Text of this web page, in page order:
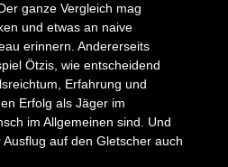
ganze Vergleich mag
und etwas an naive
erinnern. Andererseits
Ötzis, wie entscheidend
Erfahrung und
Erfolg als Jäger im
im Allgemeinen sind. Und
auf den Gletscher auch